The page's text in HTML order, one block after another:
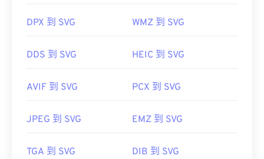
href="https://www.file-extensions.org/tiff-file-
extensions.org/tiff-file-extension
DPX 到 SVG WMZ 到 SVG
DDS 到 SVG HEIC 到 SVG
AVIF 到 SVG PCX 到 SVG
JPEG 到 SVG EMZ 到 SVG
TGA 到 SVG DIB 到 SVG